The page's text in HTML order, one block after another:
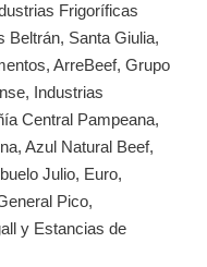
Frigoríficas
Beltrán, Santa Giulia,
ArreBeef, Grupo
Industrias
Central Pampeana,
Azul Natural Beef,
Julio, Euro,
Pico,
y Estancias de